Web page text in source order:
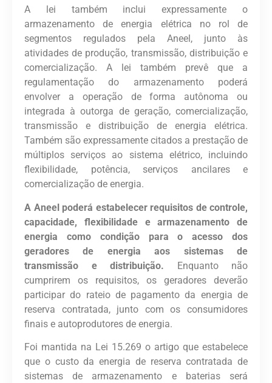
A lei também inclui expressamente o
armazenamento de energia elétrica no rol de
segmentos regulados pela Aneel, junto às
atividades de produção, transmissão, distribuição e
comercialização. A lei também prevê que a
regulamentação do armazenamento poderá
envolver a operação de forma autônoma ou
integrada à outorga de geração, comercialização,
transmissão e distribuição de energia elétrica.
Também são expressamente citados a prestação de
múltiplos serviços ao sistema elétrico, incluindo
flexibilidade, potência, serviços ancilares e
comercialização de energia.
A Aneel poderá estabelecer requisitos de controle,
capacidade, flexibilidade e armazenamento de
energia como condição para o acesso dos
geradores de energia aos sistemas de
transmissão e distribuição. Enquanto não
cumprirem os requisitos, os geradores deverão
participar do rateio de pagamento da energia de
reserva contratada, junto com os consumidores
finais e autoprodutores de energia.
Foi mantida na Lei 15.269 o artigo que estabelece
que o custo da energia de reserva contratada de
sistemas de armazenamento e baterias será